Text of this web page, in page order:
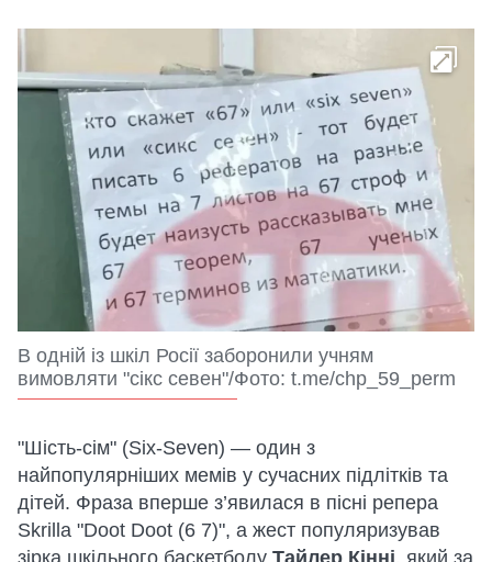
В одній із шкіл Росії заборонили учням
вимовляти "сікс севен"/Фото: t.me/chp_59_perm
"Шість-сім" (Six-Seven) — один з
найпопулярніших мемів у сучасних підлітків та
дітей. Фраза вперше з’явилася в пісні репера
Skrilla "Doot Doot (6 7)", а жест популяризував